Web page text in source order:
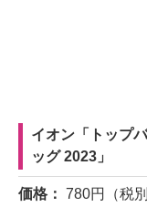
イオン「トップ
ッグ 2023」
価格： 780円（税別